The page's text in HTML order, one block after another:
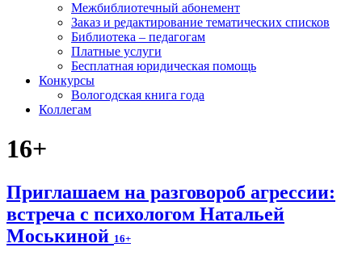
Межбиблиотечный абонемент
Заказ и редактирование тематических списков
Библиотека – педагогам
Платные услуги
Бесплатная юридическая помощь
Конкурсы
Вологодская книга года
Коллегам
16+
Приглашаем на разговороб агрессии:
встреча с психологом Натальей
Моськиной 16+